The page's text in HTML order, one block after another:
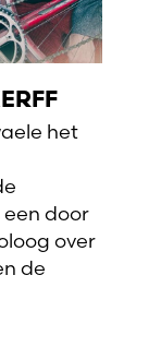
het
een door
over
de